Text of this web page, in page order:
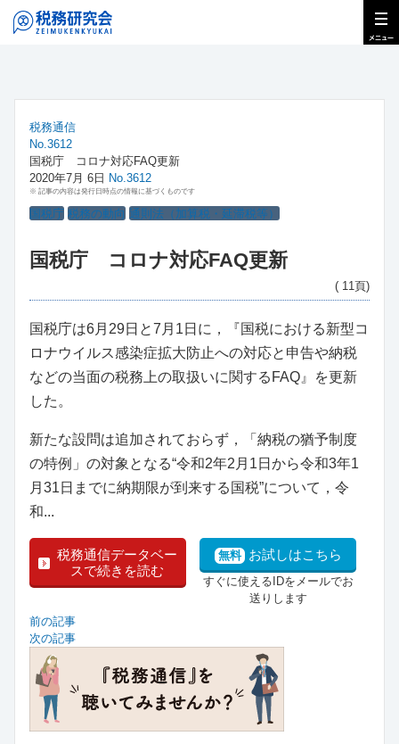
税務通信
No.3612
国税庁 コロナ対応FAQ更新
2020年7月 6日 No.3612
※ 記事の内容は発行日時点の情報に基づくものです
国税庁 税務の動向 通則法（加算税・延滞税等）
国税庁 コロナ対応FAQ更新
( 11頁)
国税庁は6月29日と7月1日に，『国税における新型コ
ロナウイルス感染症拡大防止への対応と申告や納税
などの当面の税務上の取扱いに関するFAQ』を更新
した。
新たな設問は追加されておらず，「納税の猶予制度
の特例」の対象となる“令和2年2月1日から令和3年1
月31日までに納期限が到来する国税”について，令
和...
税務通信データベー
スで続きを読む
無料 お試しはこちら
すぐに使えるIDをメールでお
送りします
前の記事
次の記事